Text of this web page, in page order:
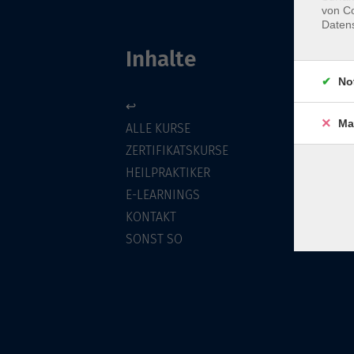
Inhalte
↩
ALLE KURSE
ZERTIFIKATSKURSE
HEILPRAKTIKER
E-LEARNINGS
KONTAKT
SONST SO
von